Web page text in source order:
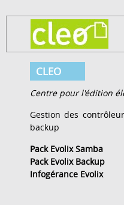
CLEO
Centre pour l'édition
Gestion des
backup
Pack Evolix Samba
Pack Evolix Backup
Infogérance Evolix